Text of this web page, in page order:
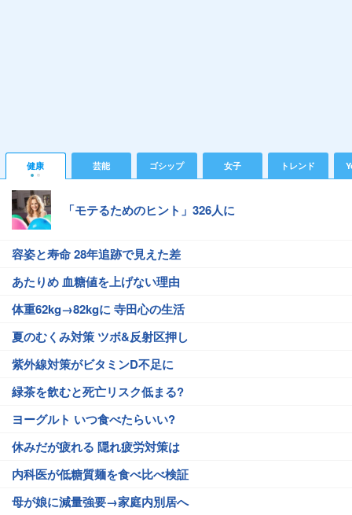
健康 芸能 ゴシップ 女子 トレンド
「モテるためのヒント」326人に
容姿と寿命 28年追跡で見えた差
あたりめ 血糖値を上げない理由
体重62kg→82kgに 寺田心の生活
夏のむくみ対策 ツボ&反射区押し
紫外線対策がビタミンD不足に
緑茶を飲むと死亡リスク低まる?
ヨーグルト いつ食べたらいい?
休みだが疲れる 隠れ疲労対策は
内科医が低糖質麺を食べ比べ検証
母が娘に減量強要→家庭内別居へ